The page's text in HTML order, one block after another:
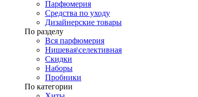
Парфюмерия
Средства по уходу
Дизайнерские товары
По разделу
Вся парфюмерия
Нишевая\селективная
Скидки
Наборы
Пробники
По категории